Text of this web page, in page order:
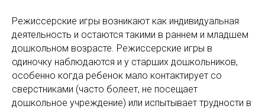
Режиссерские игры возникают как индивидуальная
деятельность и остаются такими в раннем и младшем
дошкольном возрасте. Режиссерские игры в
одиночку наблюдаются и у старших дошкольников,
особенно когда ребенок мало контактирует со
сверстниками (часто болеет, не посещает
дошкольное учреждение) или испытывает трудности в